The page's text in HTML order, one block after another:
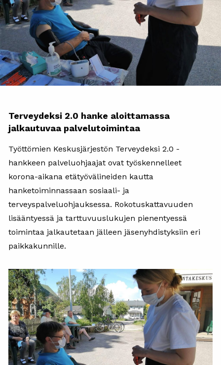
Terveydeksi 2.0 hanke aloittamassa
jalkautuvaa palvelutoimintaa
Työttömien Keskusjärjestön Terveydeksi 2.0 -
hankkeen palveluohjaajat ovat työskennelleet
korona-aikana etätyövälineiden kautta
hanketoiminnassaan sosiaali- ja
terveyspalveluohjauksessa. Rokotuskattavuuden
lisääntyessä ja tarttuvuuslukujen pienentyessä
toimintaa jalkautetaan jälleen jäsenyhdistyksiin eri
paikkakunnille.